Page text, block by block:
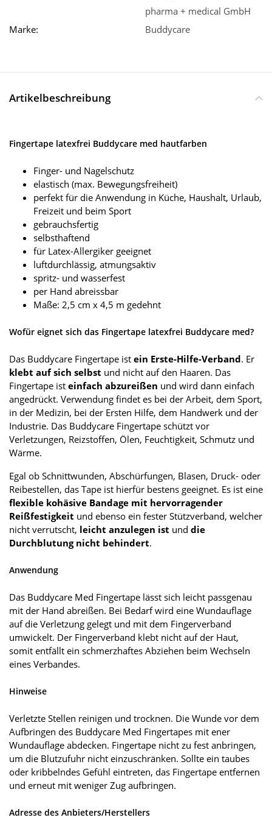
pharma + medical GmbH
Marke:
Buddycare
Artikelbeschreibung
Fingertape latexfrei Buddycare med hautfarben
Finger- und Nagelschutz
elastisch (max. Bewegungsfreiheit)
perfekt für die Anwendung in Küche, Haushalt, Urlaub,
Freizeit und beim Sport
gebrauchsfertig
selbsthaftend
für Latex-Allergiker geeignet
luftdurchlässig, atmungsaktiv
spritz- und wasserfest
per Hand abreissbar
Maße: 2,5 cm x 4,5 m gedehnt
Wofür eignet sich das Fingertape latexfrei Buddycare med?
Das Buddycare Fingertape ist ein Erste-Hilfe-Verband. Er
klebt auf sich selbst und nicht auf den Haaren. Das
Fingertape ist einfach abzureißen und wird dann einfach
angedrückt. Verwendung findet es bei der Arbeit, dem Sport,
in der Medizin, bei der Ersten Hilfe, dem Handwerk und der
Industrie. Das Buddycare Fingertape schützt vor
Verletzungen, Reizstoffen, Ölen, Feuchtigkeit, Schmutz und
Wärme.
Egal ob Schnittwunden, Abschürfungen, Blasen, Druck- oder
Reibestellen, das Tape ist hierfür bestens geeignet. Es ist eine
flexible kohäsive Bandage mit hervorragender
Reißfestigkeit und ebenso ein fester Stützverband, welcher
nicht verrutscht, leicht anzulegen ist und die
Durchblutung nicht behindert.
Anwendung
Das Buddycare Med Fingertape lässt sich leicht passgenau
mit der Hand abreißen. Bei Bedarf wird eine Wundauflage
auf die Verletzung gelegt und mit dem Fingerverband
umwickelt. Der Fingerverband klebt nicht auf der Haut,
somit entfällt ein schmerzhaftes Abziehen beim Wechseln
eines Verbandes.
Hinweise
Verletzte Stellen reinigen und trocknen. Die Wunde vor dem
Aufbringen des Buddycare Med Fingertapes mit ener
Wundauflage abdecken. Fingertape nicht zu fest anbringen,
um die Blutzufuhr nicht einzuschränken. Sollte ein taubes
oder kribbelndes Gefühl eintreten, das Fingertape entfernen
und erneut mit weniger Zug aufbringen.
Adresse des Anbieters/Herstellers